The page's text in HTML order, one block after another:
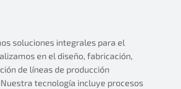
soluciones integrales para el
en el diseño, fabricación,
de líneas de producción
tecnología incluye procesos